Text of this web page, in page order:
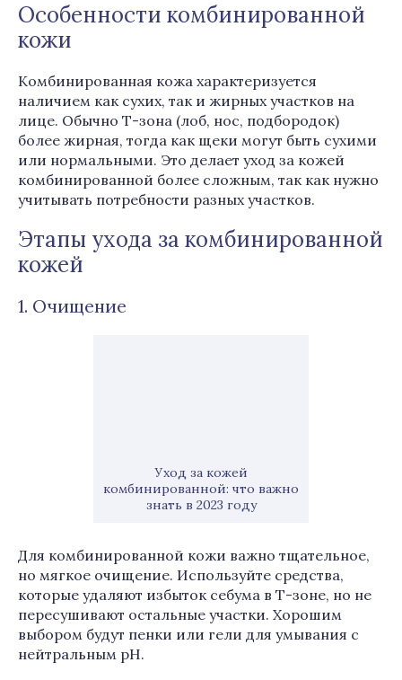
Особенности комбинированной
кожи
Комбинированная кожа характеризуется
наличием как сухих, так и жирных участков на
лице. Обычно Т-зона (лоб, нос, подбородок)
более жирная, тогда как щеки могут быть сухими
или нормальными. Это делает уход за кожей
комбинированной более сложным, так как нужно
учитывать потребности разных участков.
Этапы ухода за комбинированной
кожей
1. Очищение
Уход за кожей
комбинированной: что важно
знать в 2023 году
Для комбинированной кожи важно тщательное,
но мягкое очищение. Используйте средства,
которые удаляют избыток себума в Т-зоне, но не
пересушивают остальные участки. Хорошим
выбором будут пенки или гели для умывания с
нейтральным pH.